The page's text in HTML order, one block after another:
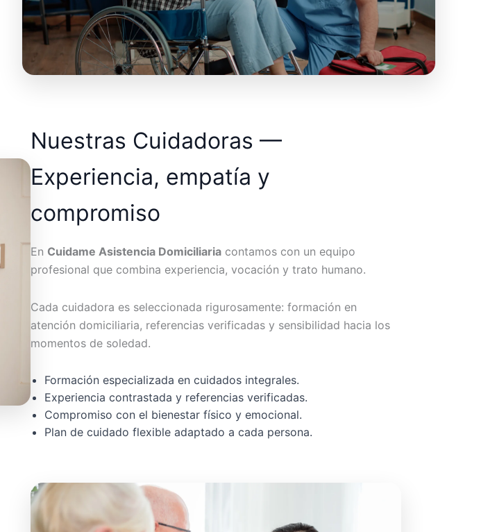
Nuestras Cuidadoras —
Experiencia, empatía y
compromiso
En Cuidame Asistencia Domiciliaria contamos con un equipo
profesional que combina experiencia, vocación y trato humano.
Cada cuidadora es seleccionada rigurosamente: formación en
atención domiciliaria, referencias verificadas y sensibilidad hacia los
momentos de soledad.
Formación especializada en cuidados integrales.
Experiencia contrastada y referencias verificadas.
Compromiso con el bienestar físico y emocional.
Plan de cuidado flexible adaptado a cada persona.